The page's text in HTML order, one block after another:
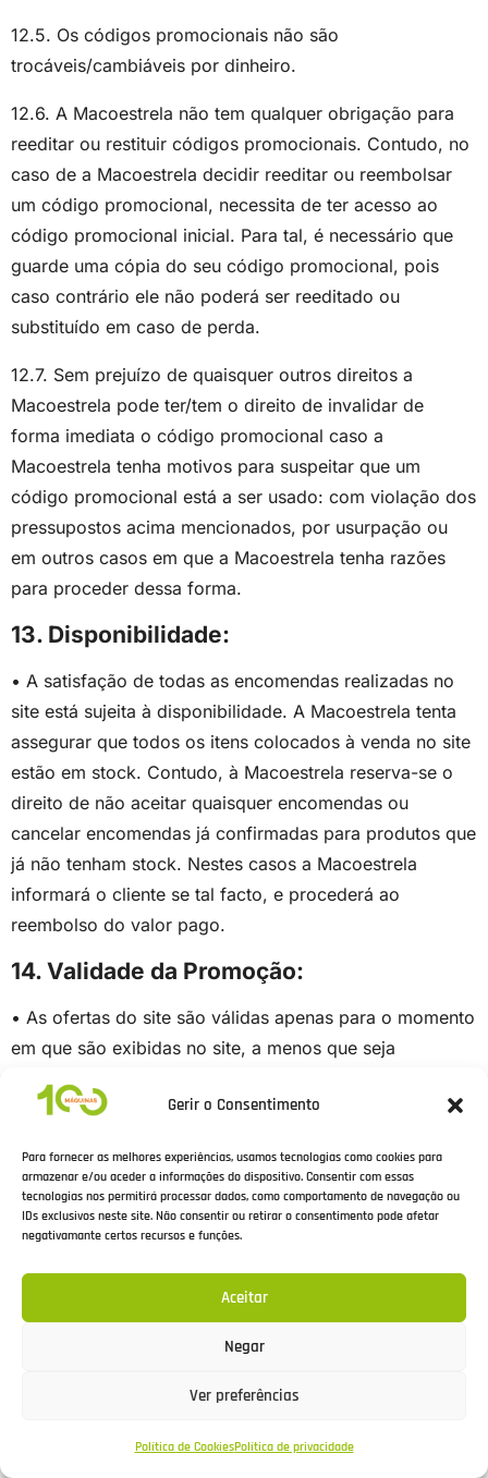
Gerir o Consentimento
Para fornecer as melhores experiências, usamos tecnologias como cookies para
armazenar e/ou aceder a informações do dispositivo. Consentir com essas
tecnologias nos permitirá processar dados, como comportamento de navegação ou
IDs exclusivos neste site. Não consentir ou retirar o consentimento pode afetar
negativamante certos recursos e funções.
Aceitar
Negar
Ver preferências
Política de CookiesPolítica de privacidade
12.5. Os códigos promocionais não são
trocáveis/cambiáveis por dinheiro.
12.6. A Macoestrela não tem qualquer obrigação para
reeditar ou restituir códigos promocionais. Contudo, no
caso de a Macoestrela decidir reeditar ou reembolsar
um código promocional, necessita de ter acesso ao
código promocional inicial. Para tal, é necessário que
guarde uma cópia do seu código promocional, pois
caso contrário ele não poderá ser reeditado ou
substituído em caso de perda.
12.7. Sem prejuízo de quaisquer outros direitos a
Macoestrela pode ter/tem o direito de invalidar de
forma imediata o código promocional caso a
Macoestrela tenha motivos para suspeitar que um
código promocional está a ser usado: com violação dos
pressupostos acima mencionados, por usurpação ou
em outros casos em que a Macoestrela tenha razões
para proceder dessa forma.
13. Disponibilidade:
• A satisfação de todas as encomendas realizadas no
site está sujeita à disponibilidade. A Macoestrela tenta
assegurar que todos os itens colocados à venda no site
estão em stock. Contudo, à Macoestrela reserva-se o
direito de não aceitar quaisquer encomendas ou
cancelar encomendas já confirmadas para produtos que
já não tenham stock. Nestes casos a Macoestrela
informará o cliente se tal facto, e procederá ao
reembolso do valor pago.
14. Validade da Promoção:
• As ofertas do site são válidas apenas para o momento
em que são exibidas no site, a menos que seja
Macoestrela não está vinculada a qualquer oferta, caso
outros na informação existente no site. A Macoestrela
reserva-se ao direito de cancelar qualquer compra e
venda celebrada ao abrigo de tais erros.
15. Responsabilidade:
15.1. A Macoestrela só será responsável por danos
sofridos pelo cliente no caso de tais danos resultarem
de violações imputáveis às obrigações contratuais da
responsabilidade da Macoestrela resultar do direito